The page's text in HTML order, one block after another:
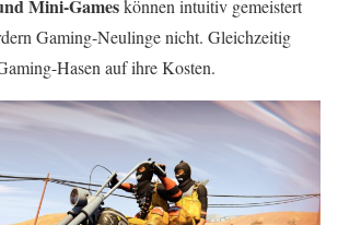
Mini-Gameskönnen intuitiv gemeistert
Gaming-Neulinge nicht. Gleichzeitig
Hasen auf ihre Kosten.